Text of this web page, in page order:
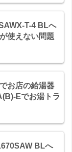
T-4 BLへ
使えない問題
お店の給湯器
Eでお湯トラ
BLへ